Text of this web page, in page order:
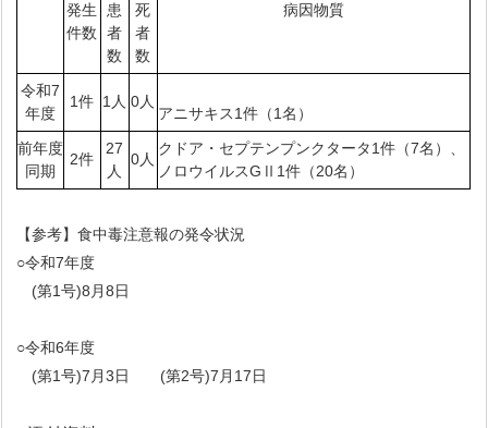
発生
件数
患
者
数
死
者
数
病因物質
令和7
年度
1件 1人 0人
アニサキス1件（1名）
前年度
同期
2件
27
人
0人
クドア・セプテンプンクタータ1件（7名）、
ノロウイルスGⅡ1件（20名）
【参考】食中毒注意報の発令状況
○令和7年度
(第1号)8月8日
○令和6年度
(第1号)7月3日 (第2号)7月17日